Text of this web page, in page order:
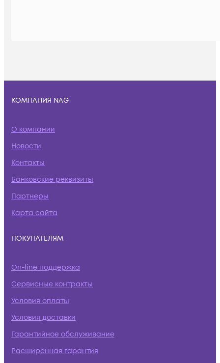
КОМПАНИЯ NAG
О компании
Новости
Контакты
Банковские реквизиты
Партнеры
Карта сайта
ПОКУПАТЕЛЯМ
On-line поддержка
Сервисные контракты
Условия оплаты
Условия доставки
Гарантийное обслуживание
Расширенная гарантия